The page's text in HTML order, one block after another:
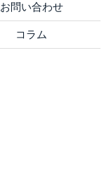
お問い合わせ
コラム